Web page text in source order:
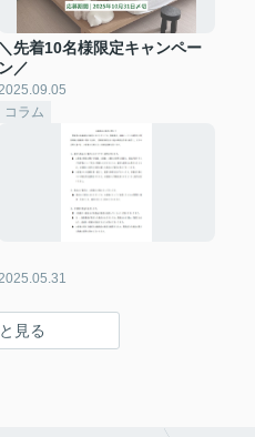
＼先着10名様限定キャンペー
ン／
2025.09.05
コラム
見る